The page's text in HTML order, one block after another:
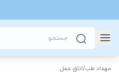
مهداد طب/اتاق عمل